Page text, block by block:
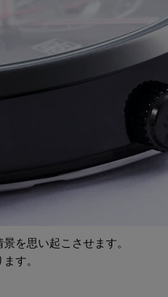
を思い起こさせます。
す。